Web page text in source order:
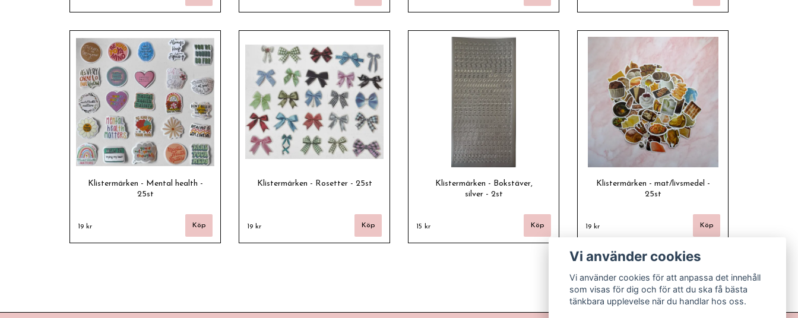
Klistermärken - Mental health -
25st
19 kr
Klistermärken - Rosetter - 25st
19 kr
Klistermärken - Bokstäver,
silver - 2st
15 kr
Klistermärken - mat/livsmedel -
25st
19 kr
Vi använder cookies
Vi använder cookies för att anpassa det innehåll
som visas för dig och för att du ska få bästa
tänkbara upplevelse när du handlar hos oss.